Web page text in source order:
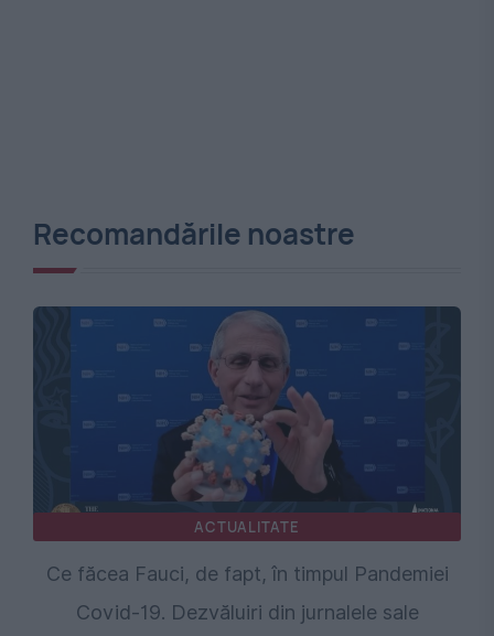
Recomandările noastre
ACTUALITATE
Ce făcea Fauci, de fapt, în timpul Pandemiei
Covid-19. Dezvăluiri din jurnalele sale